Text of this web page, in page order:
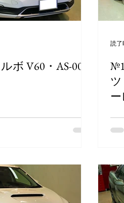
ボ V60・AS-004
ツ
読了